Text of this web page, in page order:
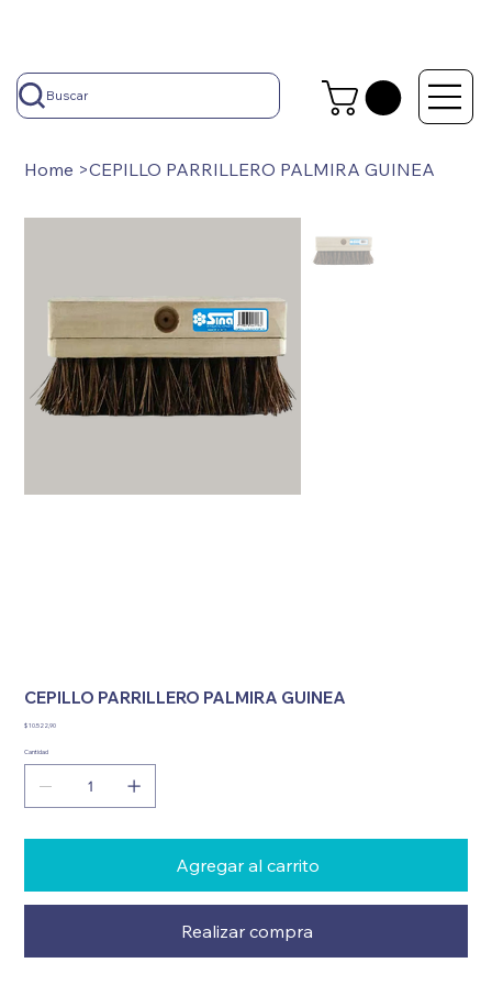
Buscar
Home >CEPILLO PARRILLERO PALMIRA GUINEA
CEPILLO PARRILLERO PALMIRA GUINEA
Precio
$ 10.522,90
Cantidad
Agregar al carrito
Realizar compra